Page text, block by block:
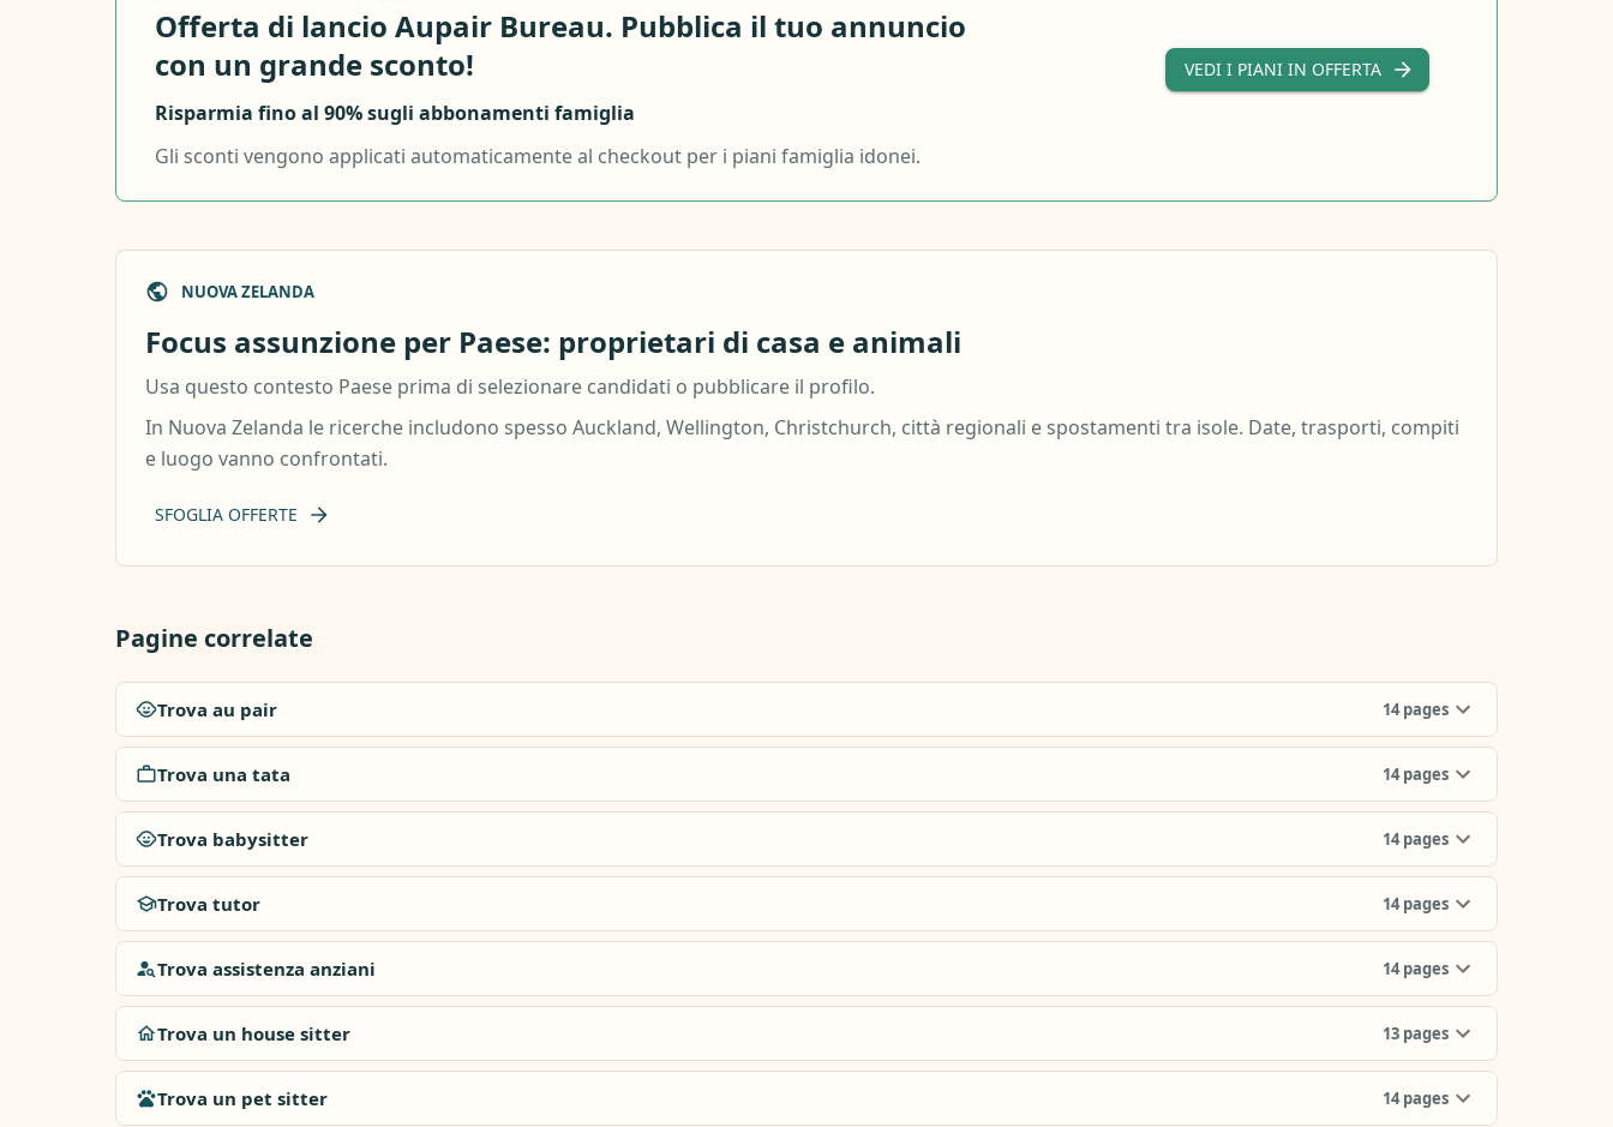
Offerta di lancio Aupair Bureau. Pubblica il tuo annuncio
con un grande sconto!
Risparmia fino al 90% sugli abbonamenti famiglia
Gli sconti vengono applicati automaticamente al checkout per i piani famiglia idonei.
VEDI I PIANI IN OFFERTA
NUOVA ZELANDA
Focus assunzione per Paese: proprietari di casa e animali
Usa questo contesto Paese prima di selezionare candidati o pubblicare il profilo.
In Nuova Zelanda le ricerche includono spesso Auckland, Wellington, Christchurch, città regionali e spostamenti tra isole. Date, trasporti, compiti
e luogo vanno confrontati.
SFOGLIA OFFERTE
Pagine correlate
Trova au pair 14pages
Trova una tata 14pages
Trova babysitter 14pages
Trova tutor 14pages
Trova assistenza anziani 14pages
Trova un house sitter 13 pages
Trova un pet sitter 14pages